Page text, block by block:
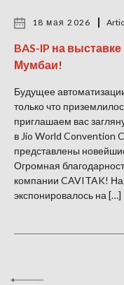
18 мая 2026
BAS-IP на
Мумбаи!
Будущее
только что
приглашаем вас
в Jio World Convention
представлены
Огромная
компании CAVITAK!
экспонировалось на […]